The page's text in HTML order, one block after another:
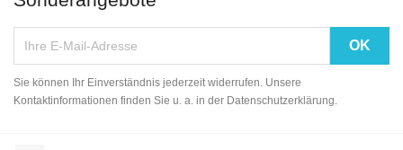
Sie können Ihr Einverständnis jederzeit widerrufen. Unsere
Kontaktinformationen finden Sie u. a. in der Datenschutzerklärung.